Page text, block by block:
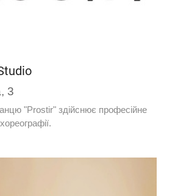
3
"Prostir" здійснює професійне